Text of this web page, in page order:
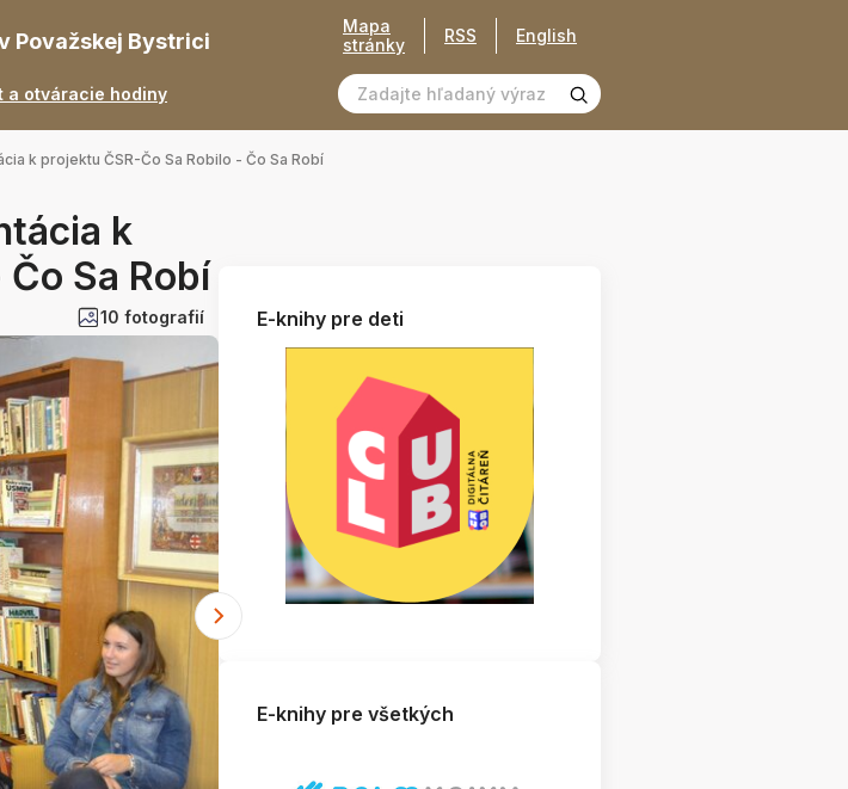
Považskej Bystrici
a otváracie hodiny
Mapa
stránky
RSS English
k projektu ČSR-Čo Sa Robilo - Čo Sa Robí
k
Sa Robí
10 fotografií E-knihy pre deti
E-knihy pre všetkých